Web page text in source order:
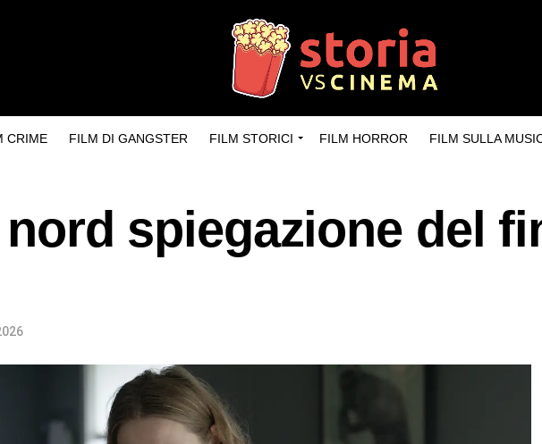
CRIME FILM DI GANGSTER FILM STORICI FILM HORROR FILM SULLA
spiegazione del